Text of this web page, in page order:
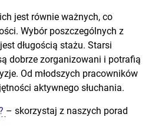
jest równie ważnych, co
Wybór poszczególnych z
długością stażu. Starsi
dobrze zorganizowani i potrafią
Od młodszych pracowników
aktywnego słuchania.
– skorzystaj z naszych porad